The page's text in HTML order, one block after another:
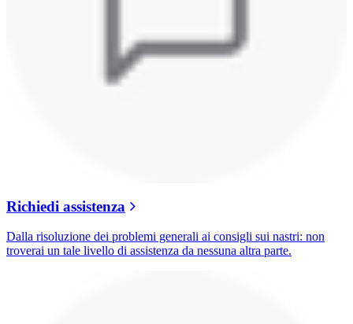
Richiedi assistenza
Dalla risoluzione dei problemi generali ai consigli sui nastri: non
troverai un tale livello di assistenza da nessuna altra parte.